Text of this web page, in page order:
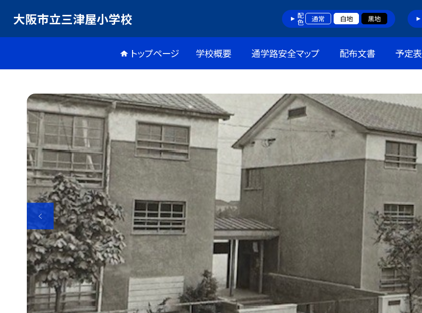
大阪市立三津屋小学校 配色 通常 白地 黒地
トップページ 学校概要 通学路安全マップ 配布文書 予定表